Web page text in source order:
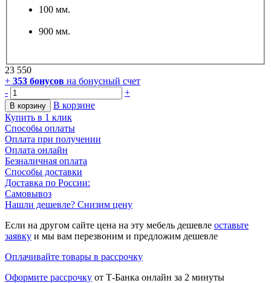
100 мм.
900 мм.
23 550
+ 353 бонусов на бонусный счет
-
+
В корзину
В корзине
Купить в 1 клик
Способы оплаты
Оплата при получении
Оплата онлайн
Безналичная оплата
Способы доставки
Доставка по России:
Самовывоз
Нашли дешевле? Снизим цену
Если на другом сайте цена на эту мебель дешевле оставьте
заявку и мы вам перезвоним и предложим дешевле
Оплачивайте товары в рассрочку
Оформите рассрочку от Т-Банка онлайн за 2 минуты